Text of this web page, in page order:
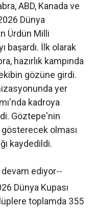
ABD, Kanada ve
Dünya
Ürdün Milli
başardı. İlk olarak
hazırlık kampında
gözüne girdi.
yer
kadroya
Göztepe'nin
gösterecek olması
kaydedildi.
ediyor--
Dünya Kupası
toplamda 355